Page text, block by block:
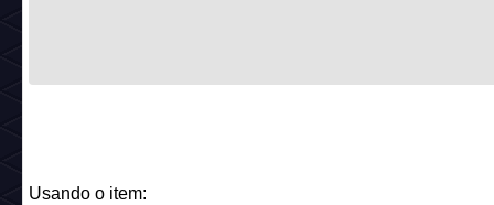
Usando o item: